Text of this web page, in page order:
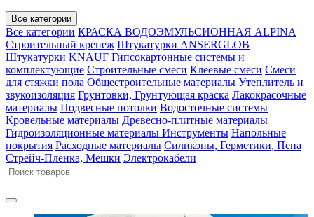
Все категории
Все категории КРАСКА ВОДОЭМУЛЬСИОННАЯ ALPINA
Строительный крепеж Штукатурки ANSERGLOB
Штукатурки KNAUF Гипсокартонные системы и
комплектующие Строительные смеси Клеевые смеси Смеси
для стяжки пола Общестроительные материалы Утеплитель и
звукоизоляция Грунтовки, Грунтующая краска Лакокрасочные
материалы Подвесные потолки Водосточные системы
Кровельные материалы Древесно-плитные материалы
Гидроизоляционные материалы Инструменты Напольные
покрытия Расходные материалы Силиконы, Герметики, Пена
Стрейч-Пленка, Мешки Электрокабели